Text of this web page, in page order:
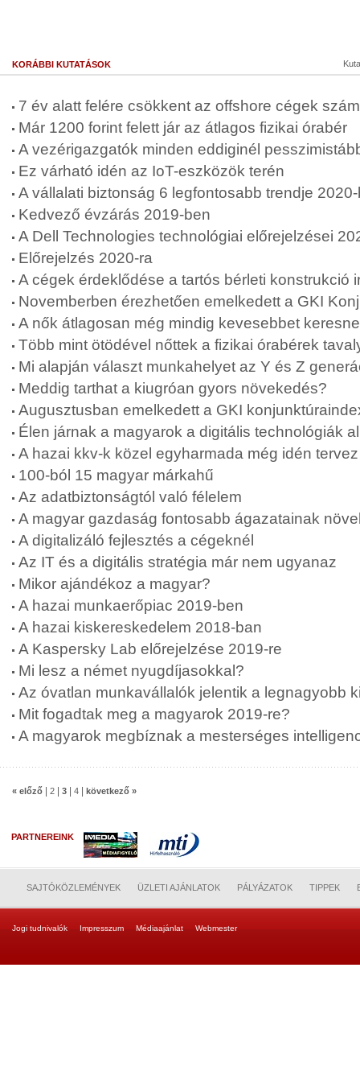
KORÁBBI KUTATÁSOK
7 év alatt felére csökkent az offshore cégek
Már 1200 forint felett jár az átlagos fizikai órabér
A vezérigazgatók minden eddiginél
Ez várható idén az IoT-eszközök terén
A vállalati biztonság 6 legfontosabb trendje
Kedvező évzárás 2019-ben
A Dell Technologies technológiai előrejelzései
Előrejelzés 2020-ra
A cégek érdeklődése a tartós bérleti konstrukció
Novemberben érezhetően emelkedett a GKI
A nők átlagosan még mindig kevesebbet
Több mint ötödével nőttek a fizikai órabérek
Mi alapján választ munkahelyet az Y és Z
Meddig tarthat a kiugróan gyors növekedés?
Augusztusban emelkedett a GKI
Élen járnak a magyarok a digitális technológiák
A hazai kkv-k közel egyharmada még idén
100-ból 15 magyar márkahű
Az adatbiztonságtól való félelem
A magyar gazdaság fontosabb ágazatainak
A digitalizáló fejlesztés a cégeknél
Az IT és a digitális stratégia már nem ugyanaz
Mikor ajándékoz a magyar?
A hazai munkaerőpiac 2019-ben
A hazai kiskereskedelem 2018-ban
A Kaspersky Lab előrejelzése 2019-re
Mi lesz a német nyugdíjasokkal?
Az óvatlan munkavállalók jelentik a legnagyobb
Mit fogadtak meg a magyarok 2019-re?
A magyarok megbíznak a mesterséges
« előző 2 3 4 következő »
PARTNEREINK
SAJTÓKÖZLEMÉNYEK ÜZLETI AJÁNLATOK PÁLYÁZATOK TIPPEK
Jogi tudnivalók Impresszum Médiaajánlat Webmester